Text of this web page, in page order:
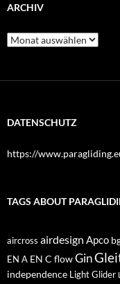
ARCHIV
Archiv
DATENSCHUTZ
https://
TAGS ABOUT
aircross airdesign Apco
EN A EN C flowGin
independence Light Glider